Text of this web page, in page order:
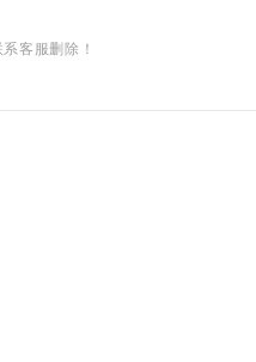
客服删除！